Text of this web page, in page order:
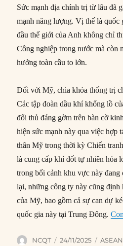
Sức mạnh địa chính trị từ lâu đã
mạnh năng lượng. Vị thế là quốc
đầu thế giới của Anh không chỉ
Công nghiệp trong nước mà còn
hưởng toàn cầu to lớn.
Đối với Mỹ, chìa khóa thống trị
Các tập đoàn dầu khí khổng lồ
đối thủ đáng gờm trên bàn cờ
hiện sức mạnh này qua việc hợp
thân Mỹ trong thời kỳ Chiến
là cung cấp khí đốt tự nhiên hóa
trong bối cảnh khu vực này
lại, những công ty này cũng định
của Mỹ, bao gồm cả sự can dự
quốc gia này tại Trung Đông.
Author
NCQT
Posted
24/11/2025 ASEAN